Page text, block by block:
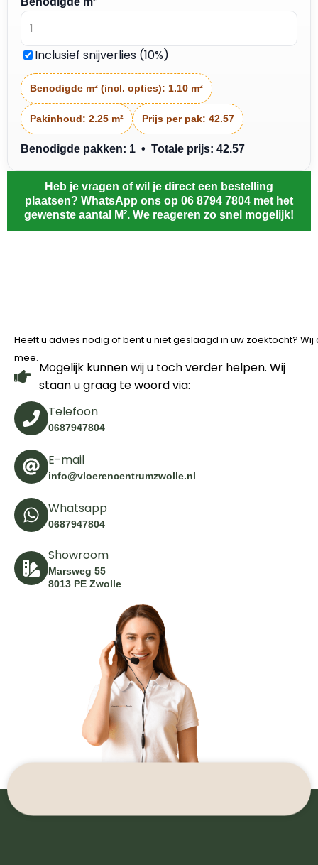
Inclusief snijverlies (10%)
Benodigde m² (incl. opties): 1.10 m²
Pakinhoud: 2.25 m² Prijs per pak: 42.57
Benodigde pakken: 1 • Totale prijs: 42.57
Heb je vragen of wil je direct een bestelling
plaatsen? WhatsApp ons op 06 8794 7804 met het
gewenste aantal M². We reageren zo snel mogelijk!
Heeft u advies nodig of bent u niet geslaagd in uw zoektocht?
mee.
Mogelijk kunnen wij u toch verder helpen. Wij
staan u graag te woord via:
Telefoon
0687947804
E-mail
info@vloerencentrumzwolle.nl
Whatsapp
0687947804
Showroom
Marsweg 55
8013 PE Zwolle